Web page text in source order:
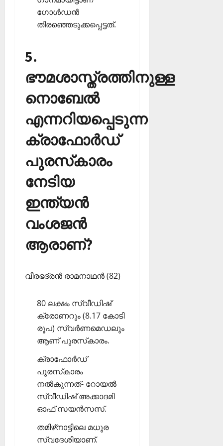
ഗോള്‍ഡന്‍
തിരഞ്ഞെടുക്കപ്പെട്ടത്.
5.
ഭൗമശാസ്ത്രത്തിനുള്ള
നൊബേല്‍
എന്നറിയപ്പെടുന്ന
ക്രാഫോര്‍ഡ്
പുരസ്‌കാരം
നേടിയ
ഇന്ത്യന്‍
വംശജന്‍
ആരാണ്?
വീരഭദ്രന്‍ രാമനാഥന്‍ (82)
80 ലക്ഷം സ്വീഡിഷ്
ക്രോണറും (8.17 കോടി
രൂപ) സ്വര്‍ണമെഡലും
ആണ് പുരസ്‌കാരം.
ക്രാഫോര്‍ഡ്
പുരസ്‌കാരം
നല്‍കുന്നത്- റോയല്‍
സ്വീഡിഷ് അക്കാദമി
ഓഫ് സയന്‍സസ്.
തമിഴ്‌നാട്ടിലെ മധുര
സ്വദേശിയാണ്.